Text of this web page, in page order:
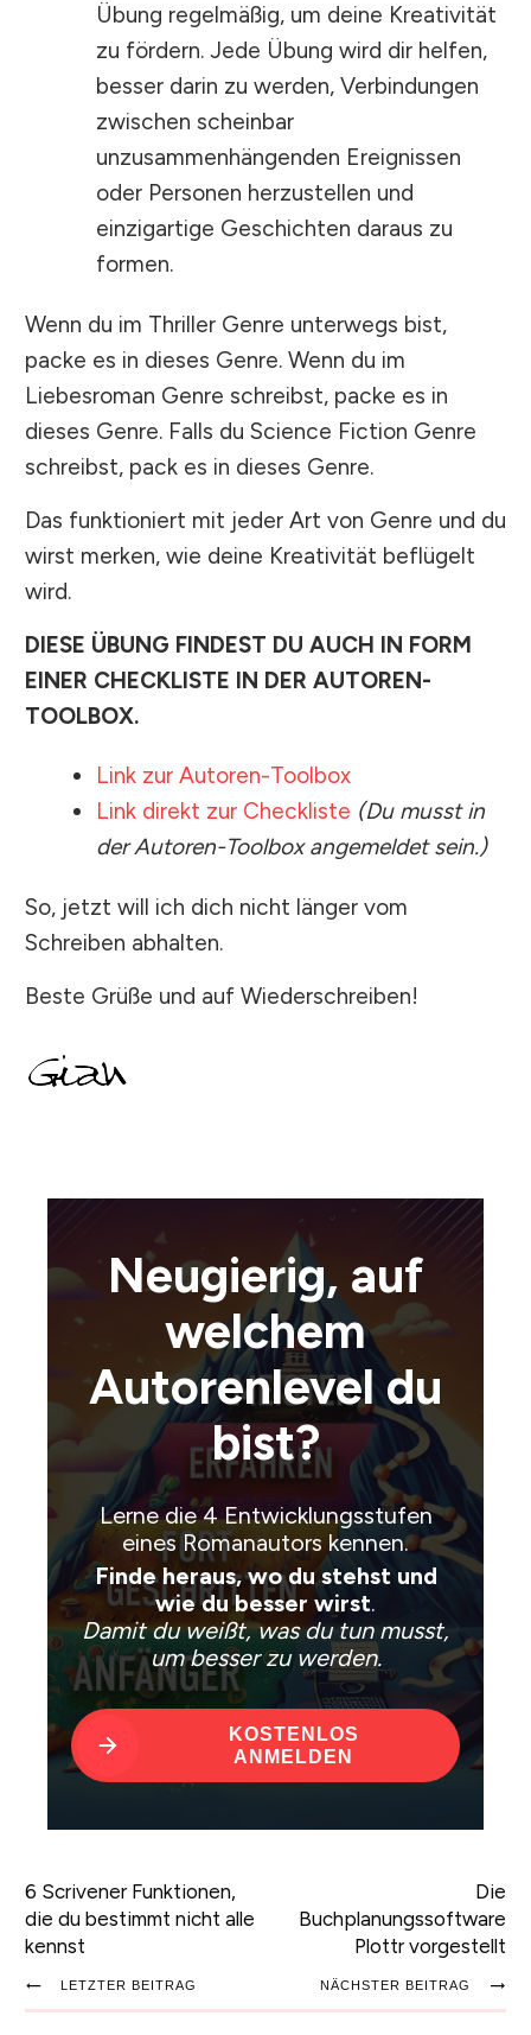
Übung regelmäßig, um deine Kreativität
zu fördern. Jede Übung wird dir helfen,
besser darin zu werden, Verbindungen
zwischen scheinbar
unzusammenhängenden Ereignissen
oder Personen herzustellen und
einzigartige Geschichten daraus zu
formen.
Wenn du im Thriller Genre unterwegs bist,
packe es in dieses Genre. Wenn du im
Liebesroman Genre schreibst, packe es in
dieses Genre. Falls du Science Fiction Genre
schreibst, pack es in dieses Genre.
Das funktioniert mit jeder Art von Genre und du
wirst merken, wie deine Kreativität beflügelt
wird.
DIESE ÜBUNG FINDEST DU AUCH IN FORM
EINER CHECKLISTE IN DER AUTOREN-
TOOLBOX.
Link zur Autoren-Toolbox
Link direkt zur Checkliste (Du musst in
der Autoren-Toolbox angemeldet sein.)
So, jetzt will ich dich nicht länger vom
Schreiben abhalten.
Beste Grüße und auf Wiederschreiben!
Neugierig, auf
welchem
Autorenlevel du
bist?
Lerne die 4 Entwicklungsstufen
eines Romanautors kennen.
Finde heraus, wo du stehst und
wie du besser wirst.
Damit du weißt, was du tun musst,
um besser zu werden.
KOSTENLOS
ANMELDEN
6 Scrivener Funktionen,
die du bestimmt nicht alle
kennst
Die
Buchplanungssoftware
Plottr vorgestellt
LETZTER BEITRAG NÄCHSTER BEITRAG